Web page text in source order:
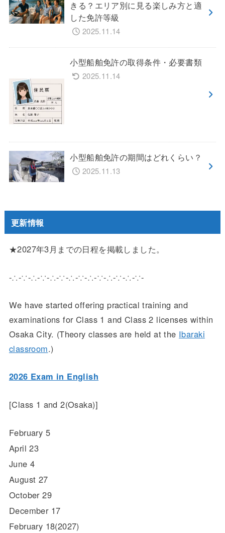
きる？エリア別に見る楽しみ方と適
した免許等級
2025.11.14
小型船舶免許の取得条件・必要書類
2025.11.14
小型船舶免許の期間はどれくらい？
2025.11.13
更新情報
★2027年3月までの日程を掲載しました。
-∴-∵-∴-∵-∴-∵-∴-∵-∴-∵-∴-∵-∴-∵-
We have started offering practical training and
examinations for Class 1 and Class 2 licenses within
Osaka City. (Theory classes are held at the Ibaraki
classroom.)
2026 Exam in English
[Class 1 and 2(Osaka)]
February 5
April 23
June 4
August 27
October 29
December 17
February 18(2027)